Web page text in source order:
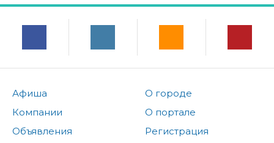
Афиша
Компании
Объявления
О городе
О портале
Регистрация